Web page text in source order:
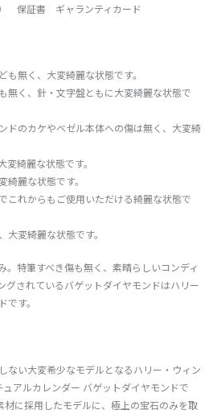
保証書 ギャランティカード
も無く、大変綺麗な状態です。
無く、針・文字盤ともに大変綺麗な状態で
ドのカケやベゼル本体への傷は無く、大変綺
変綺麗な状態です。
綺麗な状態です。
これからもご使用いただける綺麗な状態で
大変綺麗な状態です。
。特筆すべき傷も無く、素晴らしいコンディ
グされているバゲットダイヤモンドはハリー
す。
ない大変希少なモデルとなるハリー・ウィン
アルカレンダー バゲットダイヤモンドで
材に採用したモデルに、極上の宝石のみを取